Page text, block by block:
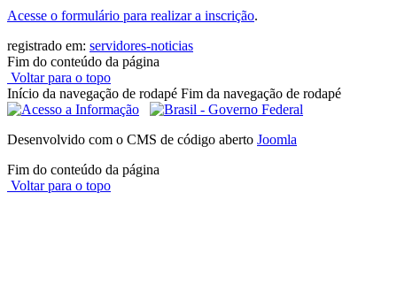
Acesse o formulário para realizar a inscrição.
registrado em: servidores-noticias
Fim do conteúdo da página
Voltar para o topo
Início da navegação de rodapé Fim da navegação de rodapé
Desenvolvido com o CMS de código aberto Joomla
Fim do conteúdo da página
Voltar para o topo